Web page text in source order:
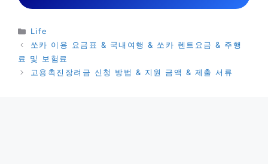
카
테
리
Life
쏘카 이용 요금표 & 국내여행 & 쏘카 렌트요금 & 주행
료 및 보험료
고용촉진장려금 신청 방법 & 지원 금액 & 제출 서류